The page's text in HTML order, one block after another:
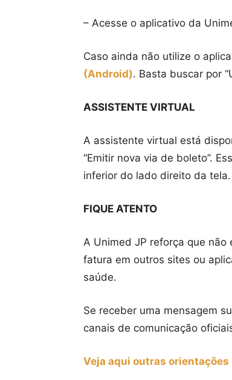
– Acesse o aplicativo da
Caso ainda não utilize o
(Android). Basta buscar por
ASSISTENTE VIRTUAL
A assistente virtual está
“Emitir nova via de boleto”.
inferior do lado direito da tela.
FIQUE ATENTO
A Unimed JP reforça que
fatura em outros sites ou
saúde.
Se receber uma mensagem
canais de comunicação
Veja aqui outras